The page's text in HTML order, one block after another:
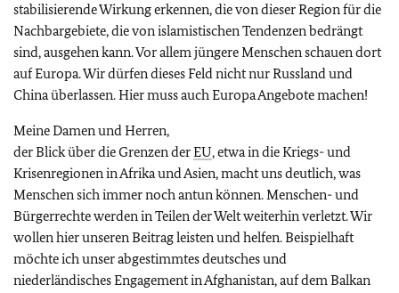
stabilisierende Wirkung erkennen, die von dieser Region für die
Nachbargebiete, die von islamistischen Tendenzen bedrängt
sind, ausgehen kann. Vor allem jüngere Menschen schauen dort
auf Europa. Wir dürfen dieses Feld nicht nur Russland und
China überlassen. Hier muss auch Europa Angebote machen!
Meine Damen und Herren,
der Blick über die Grenzen derEU, etwa in die Kriegs- und
Krisenregionen in Afrika und Asien, macht uns deutlich, was
Menschen sich immer noch antun können. Menschen- und
Bürgerrechte werden in Teilen der Welt weiterhin verletzt. Wir
wollen hier unseren Beitrag leisten und helfen. Beispielhaft
möchte ich unser abgestimmtes deutsches und
niederländisches Engagement in Afghanistan, auf dem Balkan